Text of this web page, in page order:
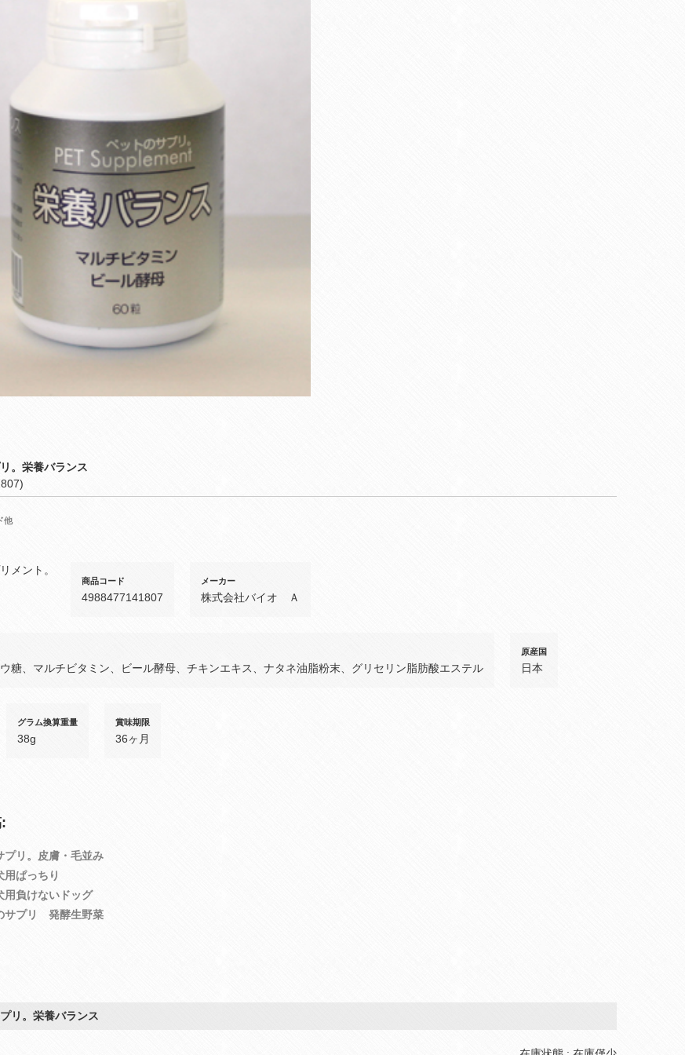
。栄養バランス
他
メント。
商品コード
4988477141807
メーカー
株式会社バイオ Ａ
糖、マルチビタミン、ビール酵母、チキンエキス、ナタネ油脂粉末、グリセリン脂肪酸エステル
原産国
日本
グラム換算重量
38g
賞味期限
36ヶ月
プリ。皮膚・毛並み
用ぱっちり
用負けないドッグ
サプリ 発酵生野菜
リ。栄養バランス